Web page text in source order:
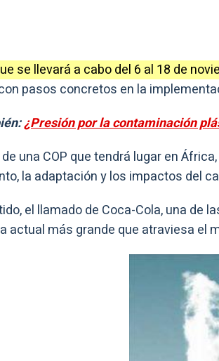
se llevará a cabo del 6 al 18 de
pasos concretos en la
¿Presión por la contaminación
una COP que tendrá lugar en
la adaptación y los impactos del
el llamado de Coca-Cola, una de
actual más grande que atraviesa el